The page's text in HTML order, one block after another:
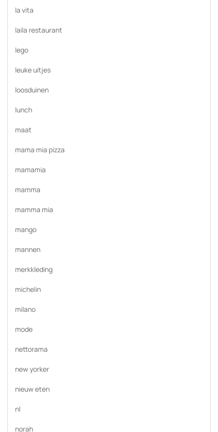
la vita
laila restaurant
lego
leuke uitjes
loosduinen
lunch
maat
mama mia pizza
mamamia
mamma
mamma mia
mango
mannen
merkkleding
michelin
milano
mode
nettorama
new yorker
nieuw eten
nl
norah